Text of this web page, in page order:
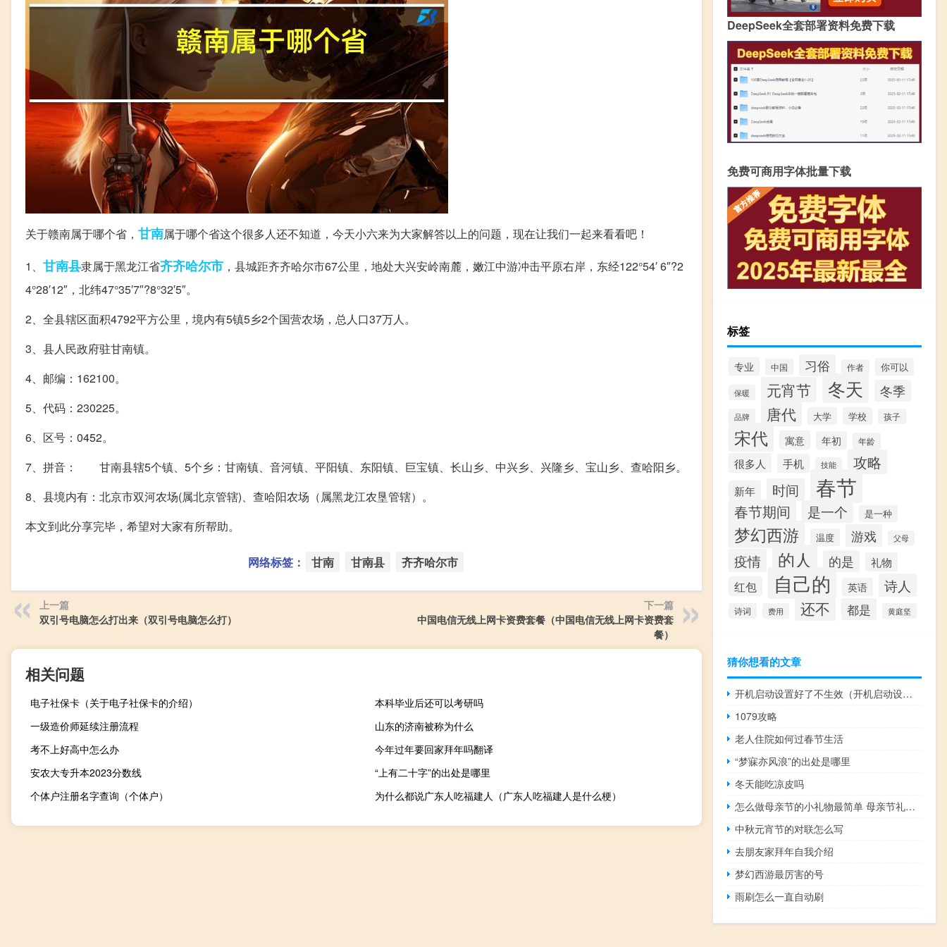
关于赣南属于哪个省， 甘南属于哪个省这个很多人还不知道，今天小六来为大家解答以上的问题，现在让我们一起来看看吧！
1、 甘南县隶属于黑龙江省齐齐哈尔市 ，县城距齐齐哈尔市67公里，地处大兴安岭南麓，嫩江中游冲击平原右岸，东经122°54′ 6″?2
4°28′12″，北纬47°35′7″?8°32′5″。
2、全县辖区面积4792平方公里，境内有5镇5乡2个国营农场，总人口37万人。
3、县人民政府驻甘南镇。
4、邮编：162100。
5、代码：230225。
6、区号：0452。
7、拼音： 甘南县辖5个镇、5个乡：甘南镇、音河镇、平阳镇、东阳镇、巨宝镇、长山乡、中兴乡、兴隆乡、宝山乡、查哈阳乡。
8、县境内有：北京市双河农场(属北京管辖)、查哈阳农场（属黑龙江农垦管辖）。
本文到此分享完毕，希望对大家有所帮助。
网络标签： 甘南 甘南县 齐齐哈尔市
上一篇
双引号电脑怎么打出来（双引号电脑怎么打）
下一篇
中国电信无线上网卡资费套餐（中国电信无线上网卡资费套
餐）
相关问题
电子社保卡（关于电子社保卡的介绍）
本科毕业后还可以考研吗
一级造价师延续注册流程
山东的济南被称为什么
考不上好高中怎么办
今年过年要回家拜年吗翻译
安农大专升本2023分数线
“上有二十字”的出处是哪里
个体户注册名字查询（个体户）
为什么都说广东人吃福建人（广东人吃福建人是什么梗）
DeepSeek全套部署资料免费下载
免费可商用字体批量下载
标签
专业 中国 习俗 作者 你可以
保暖 元宵节 冬天 冬季
品牌 唐代 大学 学校 孩子
宋代 寓意 年初 年龄
很多人 手机 技能 攻略
新年 时间 春节
春节期间 是一个 是一种
梦幻西游 温度 游戏 父母
疫情 的人 的是 礼物
红包 自己的 英语 诗人
诗词 费用 还不 都是 黄庭坚
猜你想看的文章
开机启动设置好了不生效（开机启动设置）
1079攻略
老人住院如何过春节生活
“梦寐亦风浪”的出处是哪里
冬天能吃凉皮吗
怎么做母亲节的小礼物最简单 母亲节礼物简单手工
中秋元宵节的对联怎么写
去朋友家拜年自我介绍
梦幻西游最厉害的号
雨刷怎么一直自动刷